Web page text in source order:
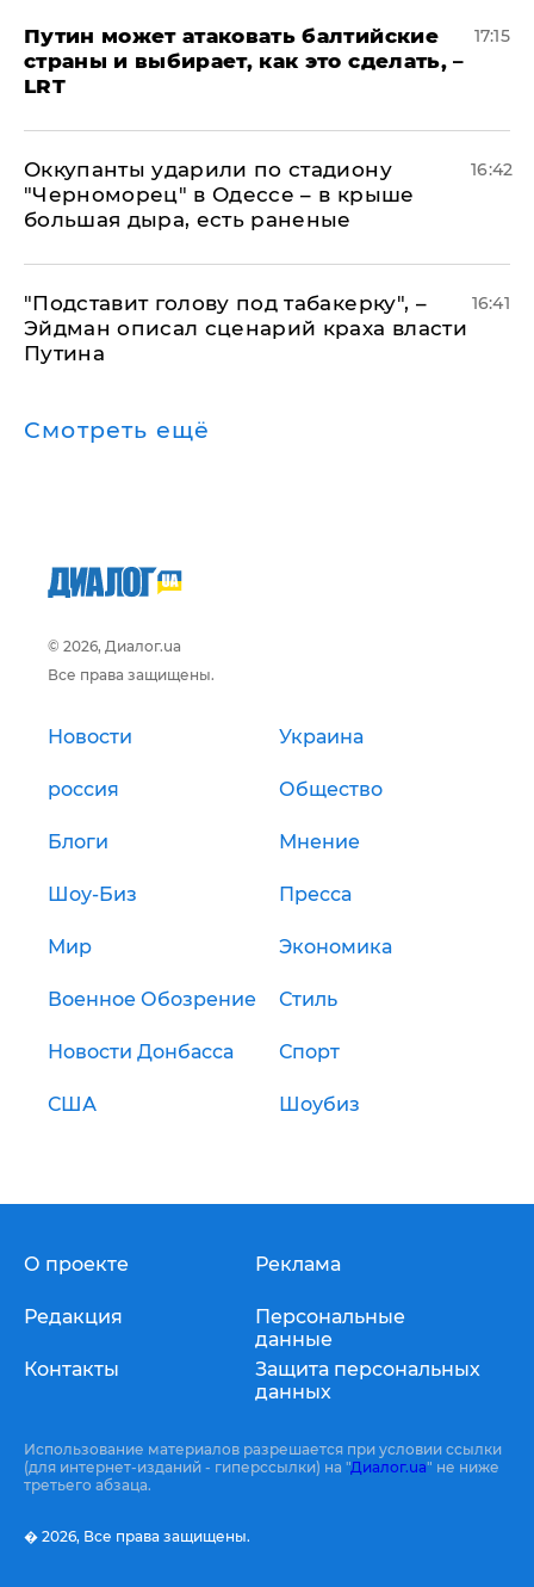
Путин может атаковать балтийские
страны и выбирает, как это сделать, –
LRT
17:15
Оккупанты ударили по стадиону
"Черноморец" в Одессе – в крыше
большая дыра, есть раненые
16:42
​"Подставит голову под табакерку", –
Эйдман описал сценарий краха власти
Путина
16:41
Смотреть ещё
© 2026, Диалог.ua
Все права защищены.
Новости Украина
россия Общество
Блоги Мнение
Шоу-Биз Пресса
Мир Экономика
Военное Обозрение Стиль
Новости Донбасса Спорт
США Шоубиз
О проекте
Редакция
Контакты
Реклама
Персональные
данные
Защита персональных
данных
Использование материалов разрешается при условии ссылки
(для интернет-изданий - гиперссылки) на "Диалог.ua" не ниже
третьего абзаца.
� 2026, Все права защищены.